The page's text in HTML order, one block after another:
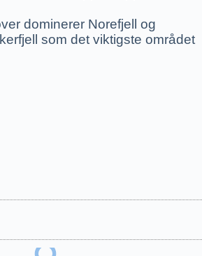
dominerer Norefjell og
som det viktigste området